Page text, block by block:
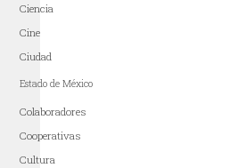
Ciencia
Cine
Ciudad
Estado de México
Colaboradores
Cooperativas
Cultura